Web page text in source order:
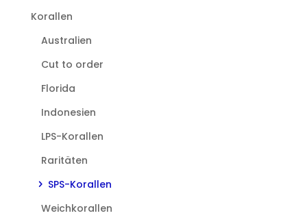
Korallen
Australien
Cut to order
Florida
Indonesien
LPS-Korallen
Raritäten
SPS-Korallen
Weichkorallen